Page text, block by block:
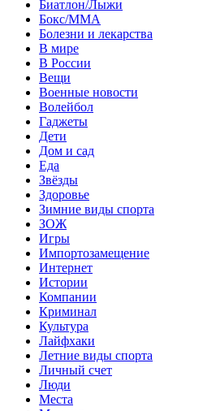
Биатлон/Лыжи
Бокс/MMA
Болезни и лекарства
В мире
В России
Вещи
Военные новости
Волейбол
Гаджеты
Дети
Дом и сад
Еда
Звёзды
Здоровье
Зимние виды спорта
ЗОЖ
Игры
Импортозамещение
Интернет
Истории
Компании
Криминал
Культура
Лайфхаки
Летние виды спорта
Личный счет
Люди
Места